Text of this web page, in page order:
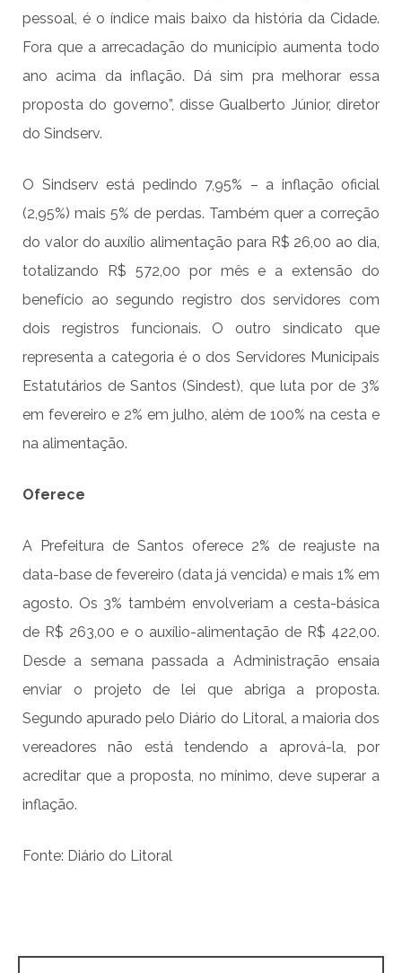
pessoal, é o índice mais baixo da história da Cidade.
Fora que a arrecadação do município aumenta todo
ano acima da inflação. Dá sim pra melhorar essa
proposta do governo”, disse Gualberto Júnior, diretor
do Sindserv.
O Sindserv está pedindo 7,95% – a inflação oficial
(2,95%) mais 5% de perdas. Também quer a correção
do valor do auxílio alimentação para R$ 26,00 ao dia,
totalizando R$ 572,00 por mês e a extensão do
benefício ao segundo registro dos servidores com
dois registros funcionais. O outro sindicato que
representa a categoria é o dos Servidores Municipais
Estatutários de Santos (Sindest), que luta por de 3%
em fevereiro e 2% em julho, além de 100% na cesta e
na alimentação.
Oferece
A Prefeitura de Santos oferece 2% de reajuste na
data-base de fevereiro (data já vencida) e mais 1% em
agosto. Os 3% também envolveriam a cesta-básica
de R$ 263,00 e o auxílio-alimentação de R$ 422,00.
Desde a semana passada a Administração ensaia
enviar o projeto de lei que abriga a proposta.
Segundo apurado pelo Diário do Litoral, a maioria dos
vereadores não está tendendo a aprová-la, por
acreditar que a proposta, no mínimo, deve superar a
inflação.
Fonte: Diário do Litoral